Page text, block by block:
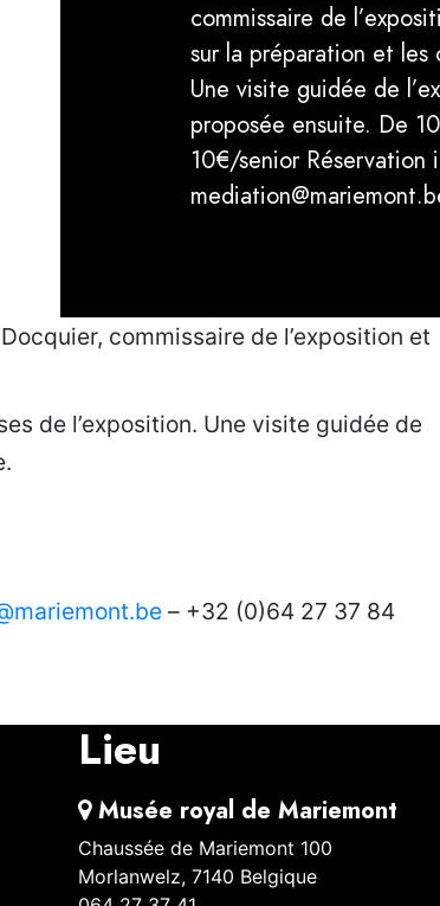
commissaire de
sur la préparation et les
Une visite guidée de
proposée ensuite. De
10€/senior Réservation
commissaire de l’exposition et
de l’exposition. Une visite guidée de
– +32 (0)64 27 37 84
Lieu
Musée royal de Mariemont
Chaussée de Mariemont 100
Morlanwelz, 7140 Belgique